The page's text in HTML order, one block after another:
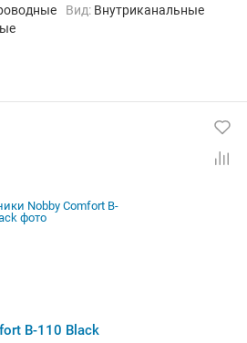
Вид: Внутриканальные
B-110 Black